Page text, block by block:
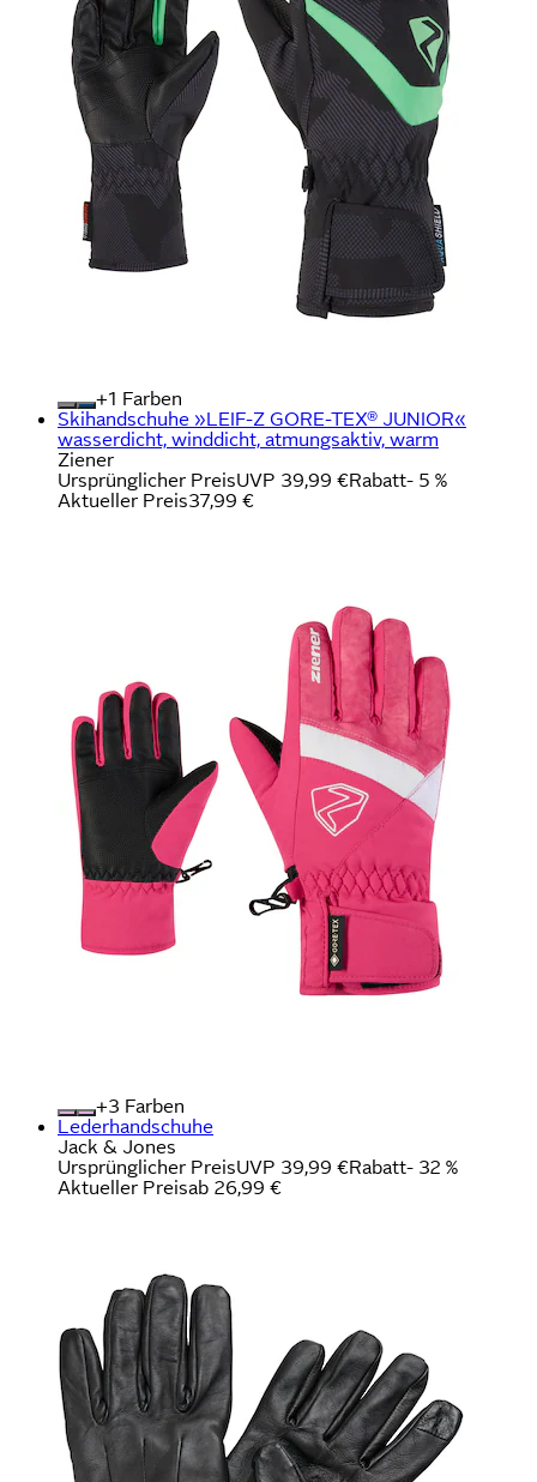
+
Farben
Skihandschuhe »LEIF-Z GORE-TEX® JUNIOR«
wasserdicht, winddicht, atmungsaktiv, warm
Ziener
Ursprünglicher PreisUVP 39,99 €Rabatt- 5 %
Aktueller Preis37,99 €
+
Farben
Lederhandschuhe
Jack & Jones
Ursprünglicher PreisUVP 39,99 €Rabatt- 32 %
Aktueller Preisab 26,99 €